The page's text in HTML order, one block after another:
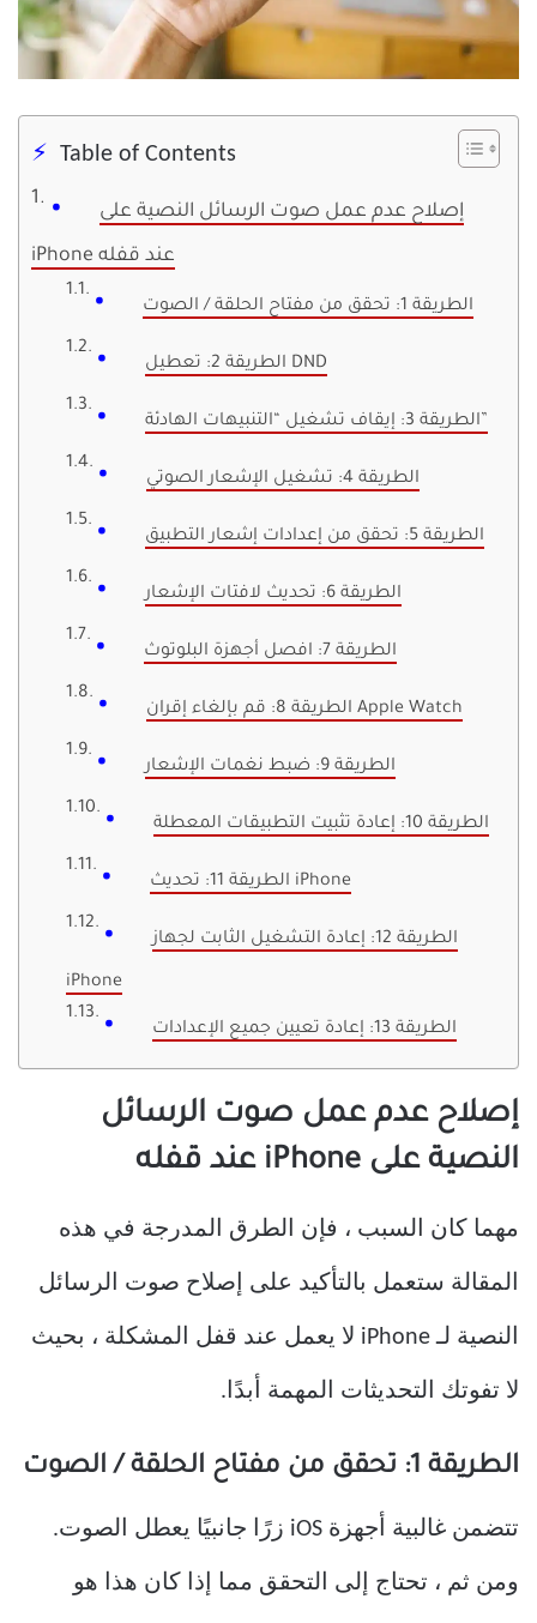
Table of Contents
إصلاح عدم عمل صوت الرسائل النصية على
iPhone عند قفله
الطريقة 1: تحقق من مفتاح الحلقة / الصوت
الطريقة 2: تعطيل DND
الطريقة 3: إيقاف تشغيل “التنبيهات الهادئة”
الطريقة 4: تشغيل الإشعار الصوتي
الطريقة 5: تحقق من إعدادات إشعار التطبيق
الطريقة 6: تحديث لافتات الإشعار
الطريقة 7: افصل أجهزة البلوتوث
الطريقة 8: قم بإلغاء إقران Apple Watch
الطريقة 9: ضبط نغمات الإشعار
الطريقة 10: إعادة تثبيت التطبيقات المعطلة
الطريقة 11: تحديث iPhone
الطريقة 12: إعادة التشغيل الثابت لجهاز
iPhone
الطريقة 13: إعادة تعيين جميع الإعدادات
إصلاح عدم عمل صوت الرسائل
النصية على iPhone عند قفله
مهما كان السبب ، فإن الطرق المدرجة في هذه
المقالة ستعمل بالتأكيد على إصلاح صوت الرسائل
النصية لـ iPhone لا يعمل عند قفل المشكلة ، بحيث
لا تفوتك التحديثات المهمة أبدًا.
الطريقة 1: تحقق من مفتاح الحلقة / الصوت
تتضمن غالبية أجهزة iOS زرًا جانبيًا يعطل الصوت.
ومن ثم ، تحتاج إلى التحقق مما إذا كان هذا هو